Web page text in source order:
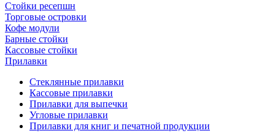
Стойки ресепшн
Торговые островки
Кофе модули
Барные стойки
Кассовые стойки
Прилавки
Стеклянные прилавки
Кассовые прилавки
Прилавки для выпечки
Угловые прилавки
Прилавки для книг и печатной продукции